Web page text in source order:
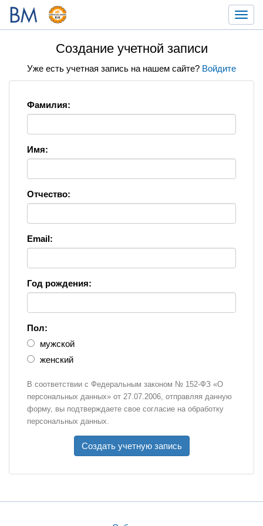
Создание учетной записи
Уже есть учетная запись на нашем сайте? Войдите
Фамилия:
Имя:
Отчество:
Email:
Год рождения:
Пол:
мужской
женский
В соответствии с Федеральным законом № 152-ФЗ «О
персональных данных» от 27.07.2006, отправляя данную
форму, вы подтверждаете свое согласие на обработку
персональных данных.
Создать учетную запись